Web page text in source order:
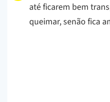
até ficarem bem
queimar, senão fica